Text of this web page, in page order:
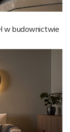
w budownictwie